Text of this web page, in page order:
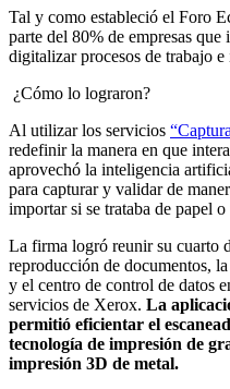
Tal y como estableció el Foro
parte del 80% de empresas que
digitalizar procesos de trabajo
¿Cómo lo lograron?
Al utilizar los servicios
redefinir la manera en que
aprovechó la inteligencia
para capturar y validar de
importar si se trataba de papel
La firma logró reunir su cuarto
reproducción de documentos,
y el centro de control de datos
servicios de Xerox. La
permitió eficientar el
tecnología de impresión de
impresión 3D de metal.